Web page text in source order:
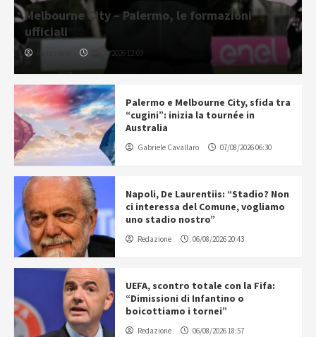
Melbourne City – Palermo, le formazioni
ufficiali
07/08/2026 12:03
Palermo e Melbourne City, sfida tra
“cugini”: inizia la tournée in
Australia
Gabriele Cavallaro 07/08/2026 06:30
Napoli, De Laurentiis: “Stadio? Non
ci interessa del Comune, vogliamo
uno stadio nostro”
Redazione 06/08/2026 20:43
UEFA, scontro totale con la Fifa:
“Dimissioni di Infantino o
boicottiamo i tornei”
Redazione 06/08/2026 18:57